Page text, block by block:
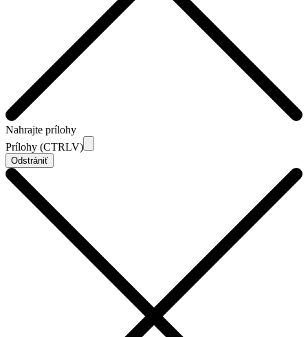
Nahrajte prílohy
Prílohy (CTRLV)
Odstrániť